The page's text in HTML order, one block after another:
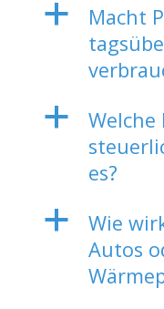
a
Macht
a
es?
a
Wie
Autos